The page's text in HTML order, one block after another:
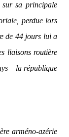
sa principale
perdue lors
de 44 jours lui a
liaisons routière
– la république
arméno-azérie